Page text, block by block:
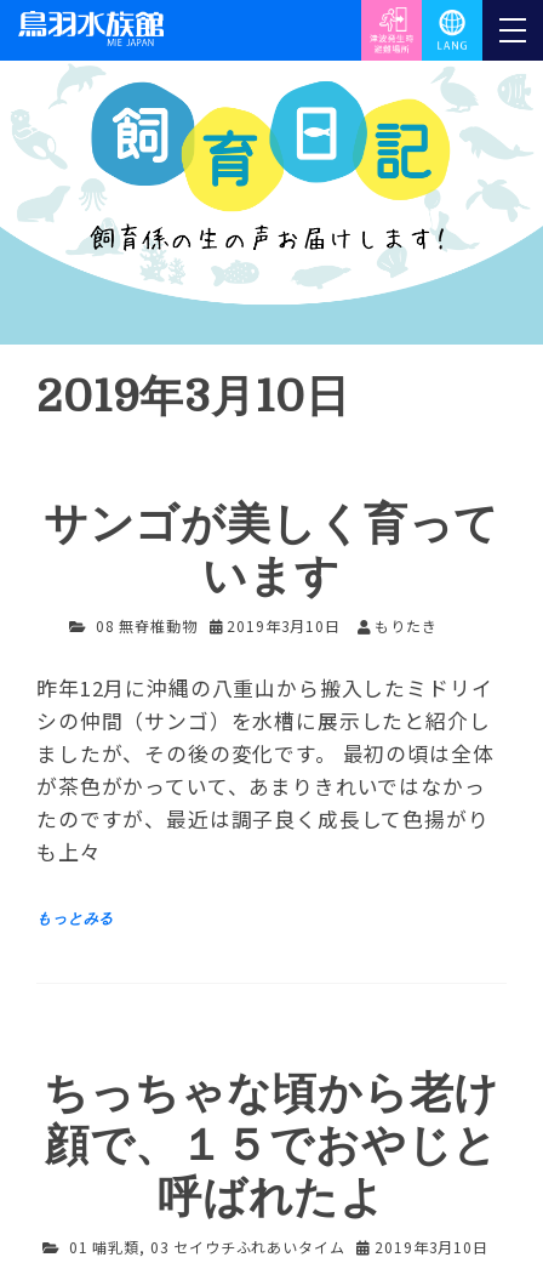
2019年3月10日
サンゴが美しく育って
います
08 無脊椎動物 2019年3月10日 もりたき
昨年12月に沖縄の八重山から搬入したミドリイ
シの仲間（サンゴ）を水槽に展示したと紹介し
ましたが、その後の変化です。 最初の頃は全体
が茶色がかっていて、あまりきれいではなかっ
たのですが、最近は調子良く成長して色揚がり
も上々
ちっちゃな頃から老け
顔で、１５でおやじと
呼ばれたよ
01 哺乳類, 03 セイウチふれあいタイム
2019年3月10日